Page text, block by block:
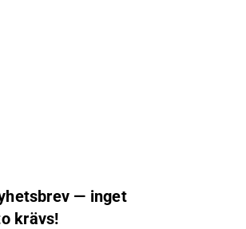
— inget
krävs!